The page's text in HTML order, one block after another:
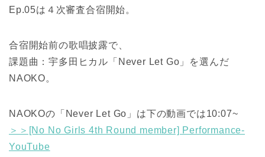
Ep.05は４次審査合宿開始。
合宿開始前の歌唱披露で、
課題曲：宇多田ヒカル「Never Let Go」を選んだ
NAOKO。
NAOKOの「Never Let Go」は下の動画では10:07~
＞＞[No No Girls 4th Round member] Performance-
YouTube